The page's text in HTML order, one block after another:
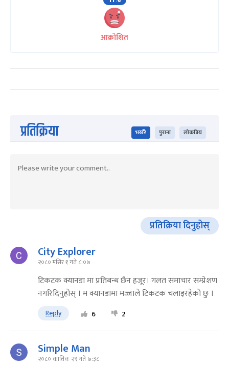
आक्रोशित
प्रतिक्रिया भर्खरै पुराना लोकप्रिय
प्रतिक्रिया दिनुहोस्
City Explorer
२०८० मंसिर १ गते ८:०७
टिकटक क्यानडा मा प्रतिबन्ध छैन हजूर। गलत समाचार सम्प्रेशण
नगरिदिनुहोस् । म क्यानडामा मज्जाले टिकटक चलाइरहेको छु ।
Reply 6 2
Simple Man
२०८० कात्तिक २९ गते ७:३८